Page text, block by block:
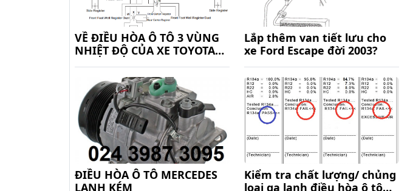
VỀ ĐIỀU HÒA Ô TÔ 3 VÙNG
NHIỆT ĐỘ CỦA XE TOYOTA
Lắp thêm van tiết lưu cho
xe Ford Escape đời 2003?
ĐIỀU HÒA Ô TÔ MERCEDES
LẠNH KÉM
Kiểm tra chất lượng/ chủng
loại ga lạnh điều hòa ô tô